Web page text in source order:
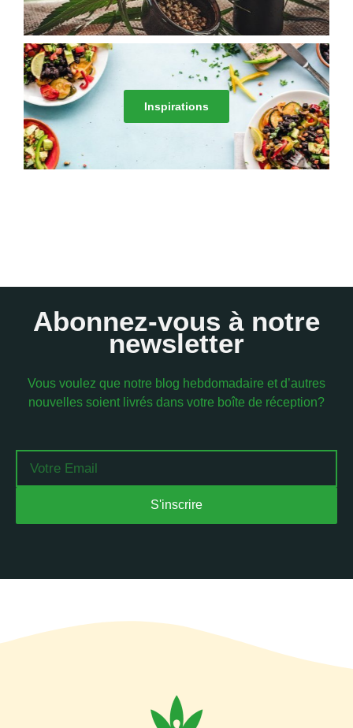
Inspirations
Abonnez-vous à notre
newsletter
Vous voulez que notre blog hebdomadaire et d’autres
nouvelles soient livrés dans votre boîte de réception?
S'inscrire